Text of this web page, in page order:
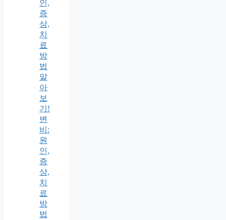
인,
증
상,
치
료
방
법
알
아
보
기!
변
비:
원
인,
증
상,
치
료
방
법